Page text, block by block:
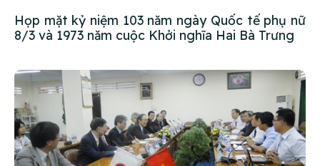
Họp mặt kỷ niệm 103 năm ngày Quốc tế phụ nữ
8/3 và 1973 năm cuộc Khởi nghĩa Hai Bà Trưng